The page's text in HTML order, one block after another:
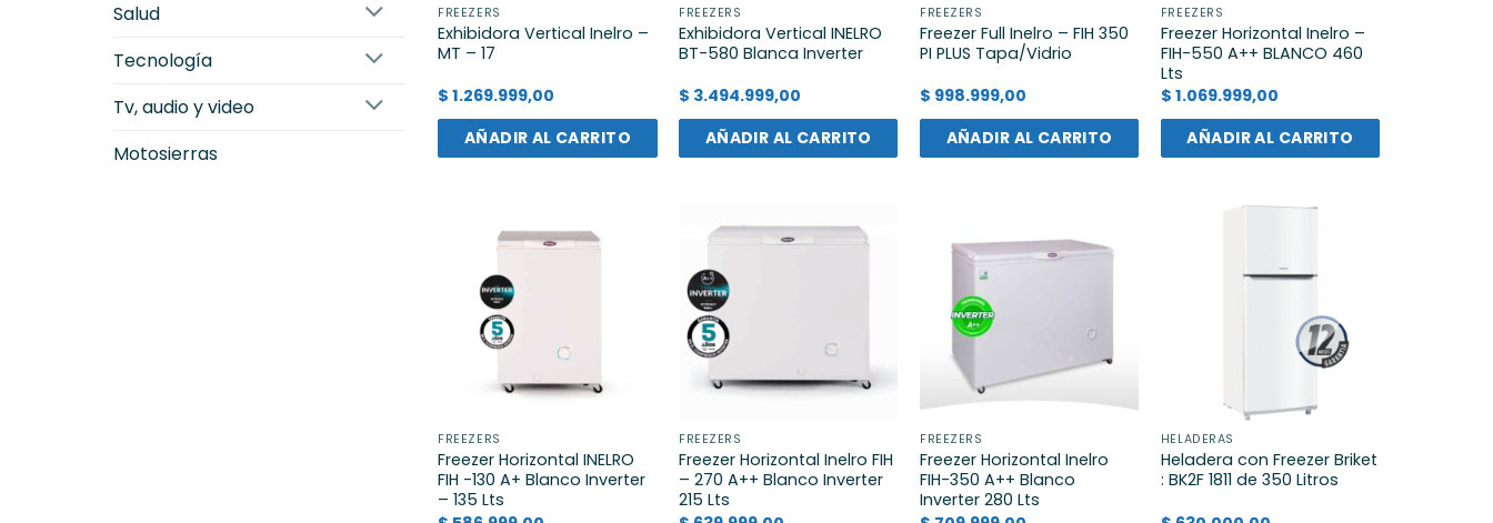
salud
tecnología
tv, audio y video
motosierras
FREEZERS
Exhibidora Vertical Inelro –
MT – 17
$ 1.269.999,00
AÑADIR AL CARRITO
FREEZERS
Exhibidora Vertical INELRO
BT-580 Blanca Inverter
$ 3.494.999,00
AÑADIR AL CARRITO
FREEZERS
Freezer Full Inelro – FIH 350
PI PLUS Tapa/Vidrio
$ 998.999,00
AÑADIR AL CARRITO
FREEZERS
Freezer Horizontal Inelro –
FIH-550 A++ BLANCO 460
Lts
$ 1.069.999,00
AÑADIR AL CARRITO
FREEZERS
Freezer Horizontal INELRO
FIH -130 A+ Blanco Inverter
– 135 Lts
FREEZERS
Freezer Horizontal Inelro FIH
– 270 A++ Blanco Inverter
215 Lts
FREEZERS
Freezer Horizontal Inelro
FIH-350 A++ Blanco
Inverter 280 Lts
HELADERAS
Heladera con Freezer Briket
: BK2F 1811 de 350 Litros